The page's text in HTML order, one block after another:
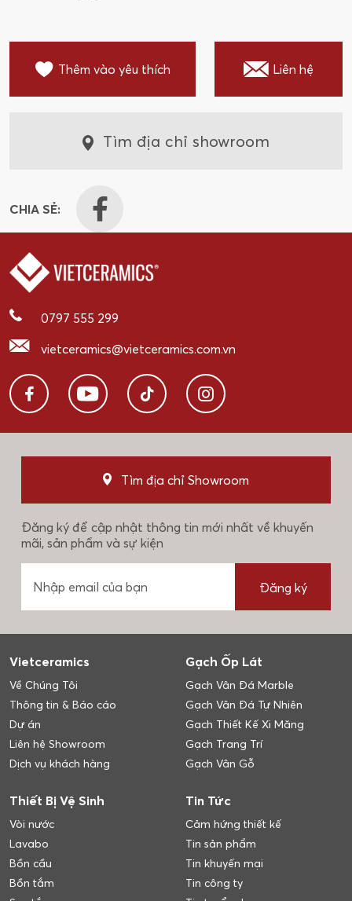
Thêm vào yêu thích Liên hệ
Tìm địa chỉ showroom
CHIA SẺ:
0797 555 299
vietceramics@vietceramics.com.vn
Tìm địa chỉ Showroom
Đăng ký để cập nhật thông tin mới nhất về khuyến
mãi, sản phẩm và sự kiện
Đăng ký
Vietceramics
Về Chúng Tôi
Thông tin & Báo cáo
Dự án
Liên hệ Showroom
Dịch vụ khách hàng
Gạch Ốp Lát
Gạch Vân Đá Marble
Gạch Vân Đá Tự Nhiên
Gạch Thiết Kế Xi Măng
Gạch Trang Trí
Gạch Vân Gỗ
Thiết Bị Vệ Sinh
Vòi nước
Lavabo
Bồn cầu
Bồn tắm
Tin Tức
Cảm hứng thiết kế
Tin sản phẩm
Tin khuyến mại
Tin công ty